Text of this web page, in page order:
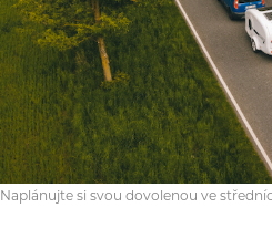
Naplánujte si svou dovolenou ve